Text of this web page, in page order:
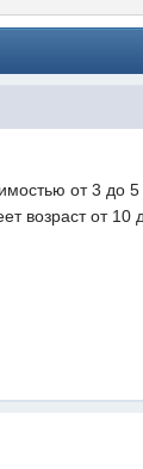
от 3 до
от 10